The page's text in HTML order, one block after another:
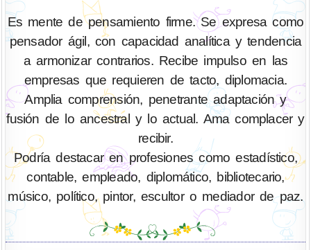
Es mente de pensamiento firme. Se expresa como
pensador ágil, con capacidad analítica y tendencia
a armonizar contrarios. Recibe impulso en las
empresas que requieren de tacto, diplomacia.
Amplia comprensión, penetrante adaptación y
fusión de lo ancestral y lo actual. Ama complacer y
recibir.
Podría destacar en profesiones como estadístico,
contable, empleado, diplomático, bibliotecario,
músico, político, pintor, escultor o mediador de paz.